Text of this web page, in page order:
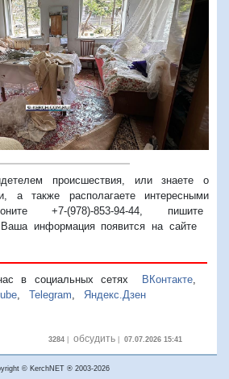
происшествия, или знаете о
а также располагаете интересными
+7-(978)-853-94-44, пишите
информация появится на сайте
в социальных сетях ВКонтакте,
Telegram Яндекс.Дзен
3284| обсудить| 07.07.2026 15:41
© KerchNET ® 2003-2026